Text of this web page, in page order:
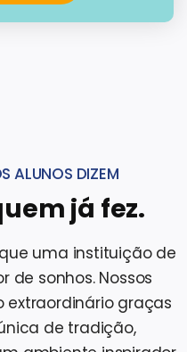
ALUNOS DIZEM
já fez.
uma instituição de
de sonhos. Nossos
extraordinário graças
de tradição,